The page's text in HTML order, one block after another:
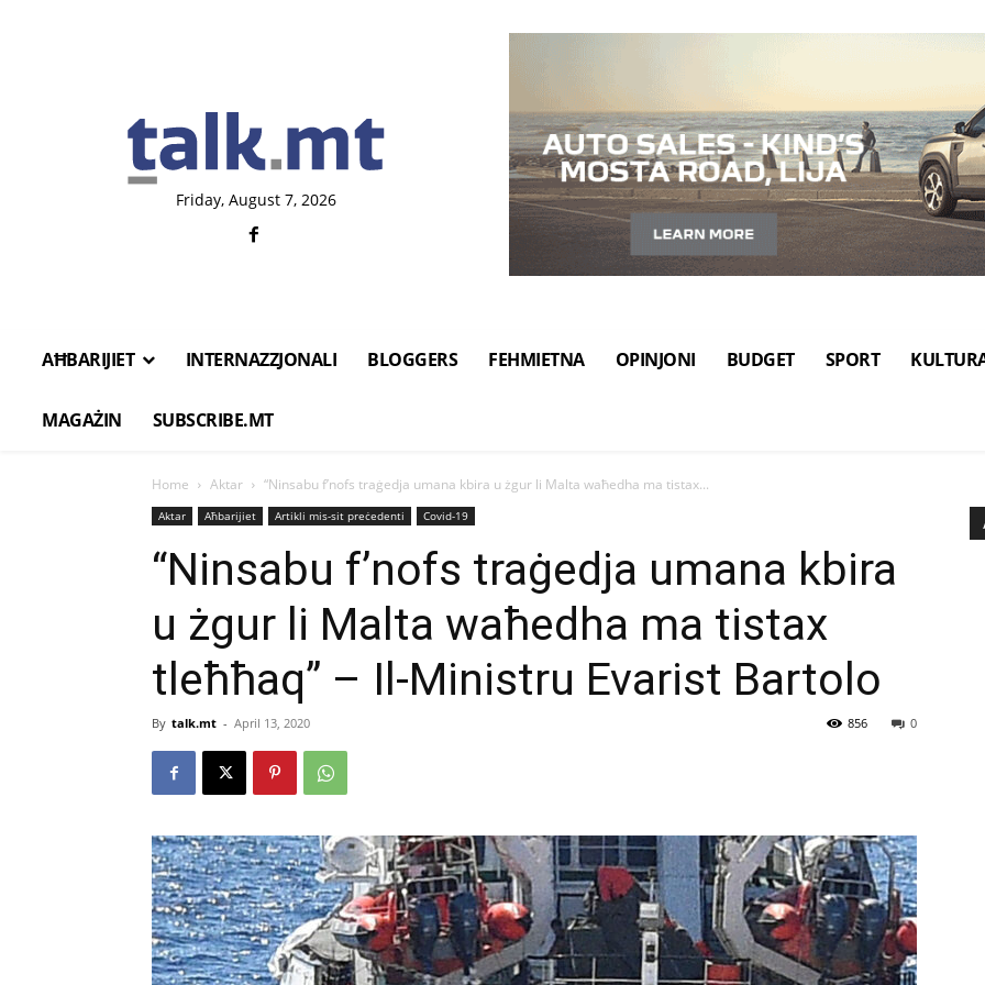
Friday, August 7, 2026
AĦBARIJIET INTERNAZZJONALI BLOGGERS FEHMIETNA OPINJONI BUDGET SPORT
MAGAŻIN SUBSCRIBE.MT
Home Aktar “Ninsabu f’nofs traġedja umana kbira u żgur li Malta waħedha ma tistax...
Aktar Aħbarijiet Artikli mis-sit preċedenti Covid-19
“Ninsabu f’nofs traġedja umana kbira
u żgur li Malta waħedha ma tistax
tleħħaq” – Il-Ministru Evarist Bartolo
By talk.mt - April 13, 2020 0
856